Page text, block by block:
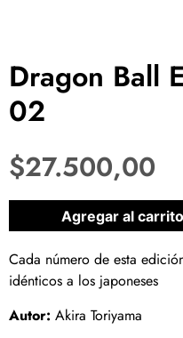
Dragon Ball
02
$27.500,00
1 disponibles
Agregar al carrito
Cada número de esta
idénticos a los japoneses
Autor: Akira Toriyama